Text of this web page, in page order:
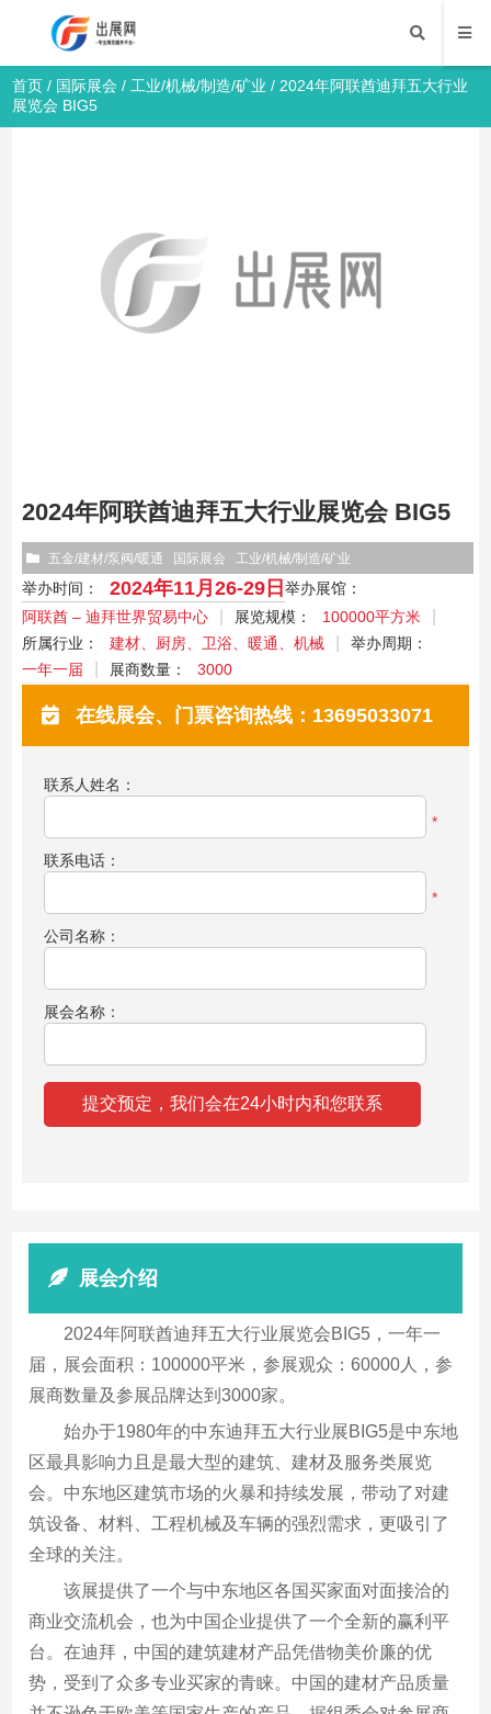
首页 / 国际展会 / 工业/机械/制造/矿业 / 2024年阿联酋迪拜五大行业
展览会 BIG5
2024年阿联酋迪拜五大行业展览会 BIG5
五金/建材/泵阀/暖通 国际展会 工业/机械/制造/矿业
举办时间： 2024年11月26-29日 举办展馆：
阿联酋 – 迪拜世界贸易中心
展览规模：
100000平方米
所属行业：
建材、厨房、卫浴、暖通、机械
举办周期：
一年一届
展商数量： 3000
在线展会、门票咨询热线：13695033071
联系人姓名：
*
联系电话：
*
公司名称：
展会名称：
展会介绍
2024年阿联酋迪拜五大行业展览会BIG5，一年一
届，展会面积：100000平米，参展观众：60000人，参
展商数量及参展品牌达到3000家。
始办于1980年的中东迪拜五大行业展BIG5是中东地
区最具影响力且是最大型的建筑、建材及服务类展览
会。中东地区建筑市场的火暴和持续发展，带动了对建
筑设备、材料、工程机械及车辆的强烈需求，更吸引了
全球的关注。
该展提供了一个与中东地区各国买家面对面接洽的
商业交流机会，也为中国企业提供了一个全新的赢利平
台。在迪拜，中国的建筑建材产品凭借物美价廉的优
势，受到了众多专业买家的青睐。中国的建材产品质量